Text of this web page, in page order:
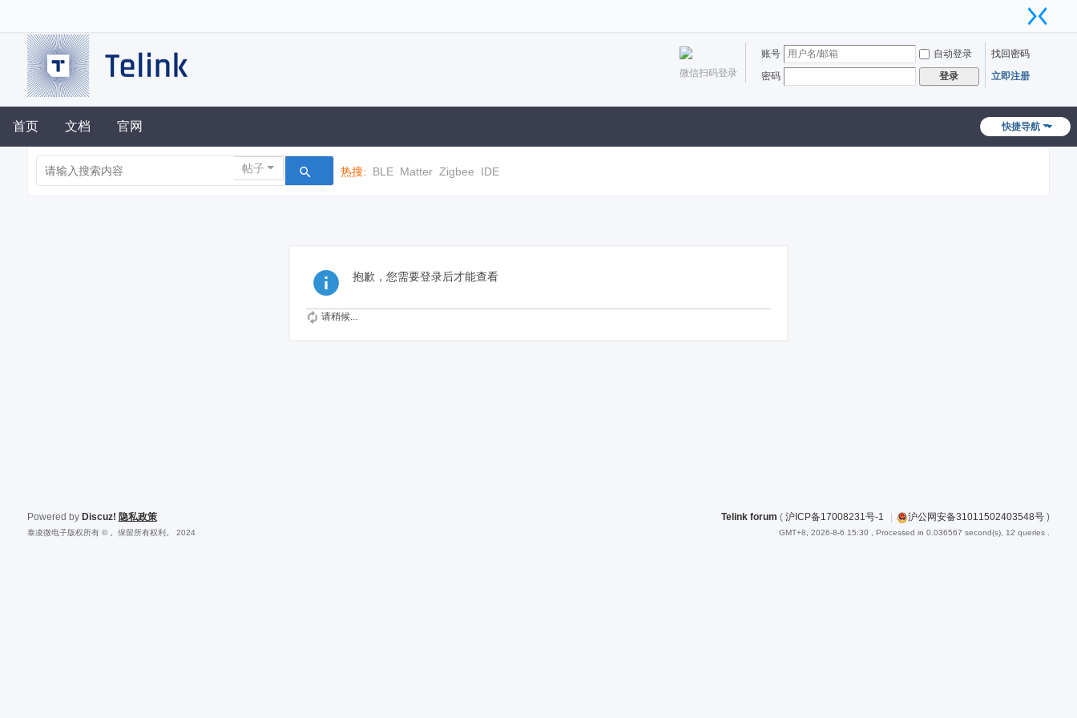
账号 自动登录
找回密码
密码
登录 立即注册
微信扫码登录
快捷导航
首页 文档 官网
帖子 热搜: BLE Matter Zigbee IDE
抱歉，您需要登录后才能查看
请稍候...
Telink forum (沪ICP备17008231号-1 沪公网安备31011502403548号 )
GMT+8, 2026-8-6 15:30 , Processed in 0.036567 second(s), 12 queries .
Powered by Discuz! 隐私政策
泰凌微电子版权所有 © 。保留所有权利。 2024